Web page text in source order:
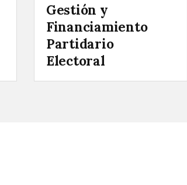
Gestión y
Financiamiento
Partidario
Electoral